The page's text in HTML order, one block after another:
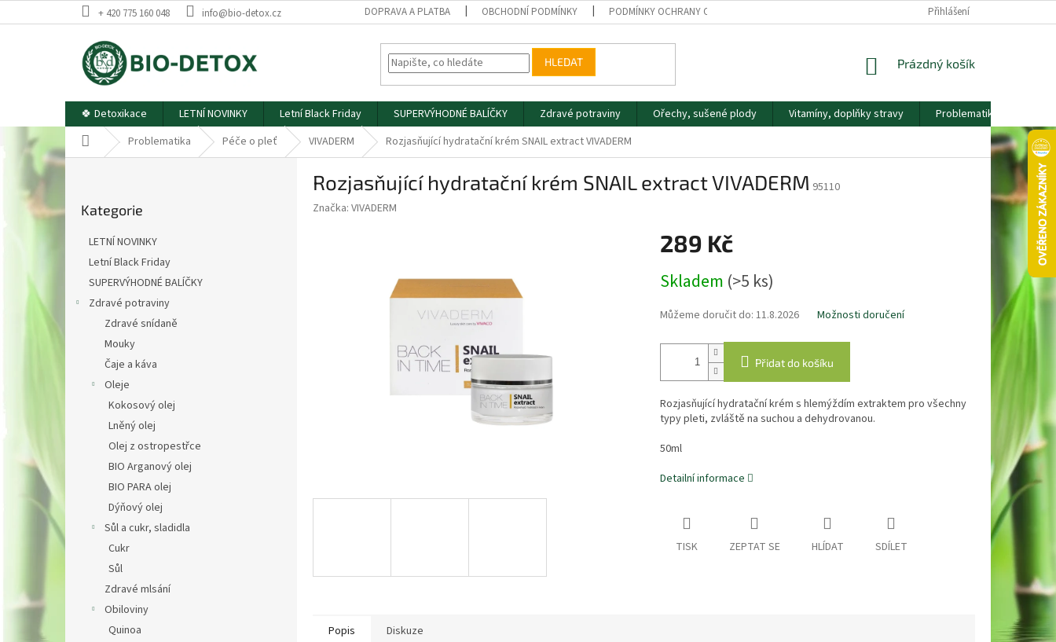
na
+ 420 775 160 048 info@bio-detox.cz DOPRAVA A PLATBA OBCHODNÍ PODMÍNKY PODMÍNKY OCHRANY OS. ÚDAJŮ VĚRNOSTNÍ PROGRAM
Přihlášení
HLEDAT
NÁKUPNÍ
Prázdný košík
🍀 Detoxikace LETNÍ NOVINKY Letní Black Friday SUPERVÝHODNÉ BALÍČKY Zdravé potraviny Ořechy, sušené plody Vitamíny, doplňky stravy Problematika
Domů Problematika Péče o pleť VIVADERM Rozjasňující hydratační krém SNAIL extract VIVADERM
P
t
kategorie
Kategorie
LETNÍ NOVINKY
Letní Black Friday
SUPERVÝHODNÉ BALÍČKY
Zdravé potraviny
Zdravé snídaně
Mouky
Čaje a káva
Oleje
Kokosový olej
Lněný olej
Olej z ostropestřce
BIO Arganový olej
BIO PARA olej
Dýňový olej
Sůl a cukr, sladidla
Cukr
Sůl
Zdravé mlsání
Obiloviny
Quinoa
Rozjasňující hydratační krém SNAIL extract VIVADERM 95110
Značka: VIVADERM
289 Kč
cena:
Skladem (>5 ks)
Můžeme doručit do: 11.8.2026 Možnosti doručení
Přidat do košíku
Rozjasňující hydratační krém s hlemýždím extraktem pro všechny
typy pleti, zvláště na suchou a dehydrovanou.
50ml
Detailní informace
TISK ZEPTAT SE HLÍDAT SDÍLET
Popis Diskuze